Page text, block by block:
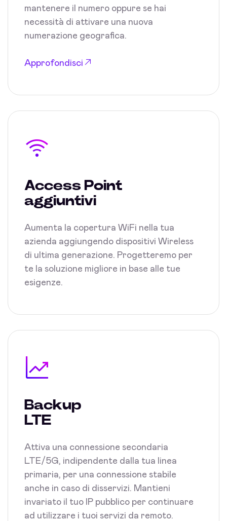
mantenere il numero oppure se hai
necessità di attivare una nuova
numerazione geografica.
Approfondisci
Access Point
aggiuntivi
Aumenta la copertura WiFi nella tua
azienda aggiungendo dispositivi Wireless
di ultima generazione. Progetteremo per
te la soluzione migliore in base alle tue
esigenze.
Backup
LTE
Attiva una connessione secondaria
LTE/5G, indipendente dalla tua linea
primaria, per una connessione stabile
anche in caso di disservizi. Mantieni
invariato il tuo IP pubblico per continuare
ad utilizzare i tuoi servizi da remoto.